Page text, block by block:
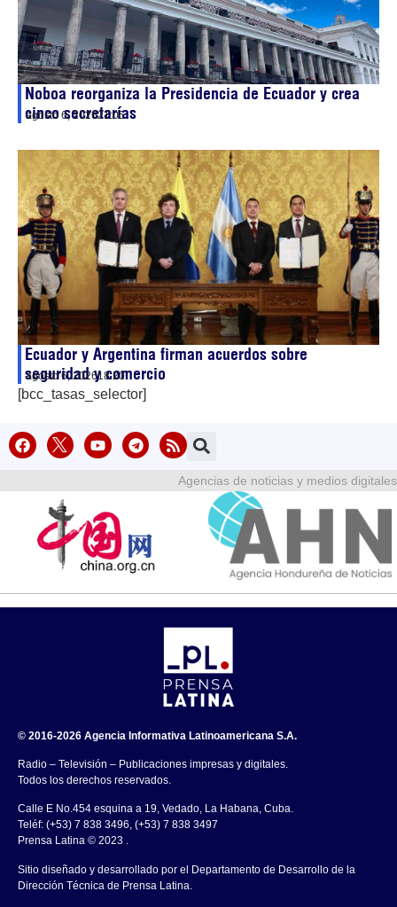
Noboa reorganiza la Presidencia de Ecuador y crea
cinco secretarías
agosto 6, 202621:05
Ecuador y Argentina firman acuerdos sobre
seguridad y comercio
agosto 6, 202618:20
[bcc_tasas_selector]
Agencias de noticias y medios digitales
© 2016-2026 Agencia Informativa Latinoamericana S.A.
Radio – Televisión – Publicaciones impresas y digitales.
Todos los derechos reservados.
Calle E No.454 esquina a 19, Vedado, La Habana, Cuba.
Teléf: (+53) 7 838 3496, (+53) 7 838 3497
Prensa Latina © 2023 .
Sitio diseñado y desarrollado por el Departamento de Desarrollo de la
Dirección Técnica de Prensa Latina.